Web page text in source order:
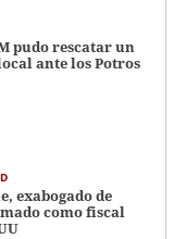
pudo rescatar un
ante los Potros
exabogado de
como fiscal